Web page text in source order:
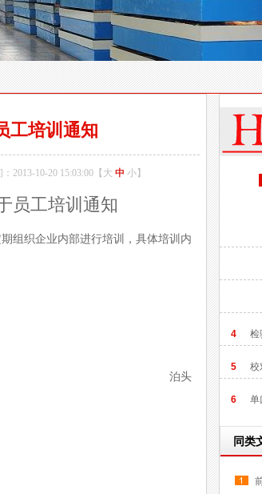
工培训通知
2013-10-20 15:03:00【 大 中 小】
员工培训通知
组织企业内部进行培训，具体培训内
4
检
5 校
6 单
同类